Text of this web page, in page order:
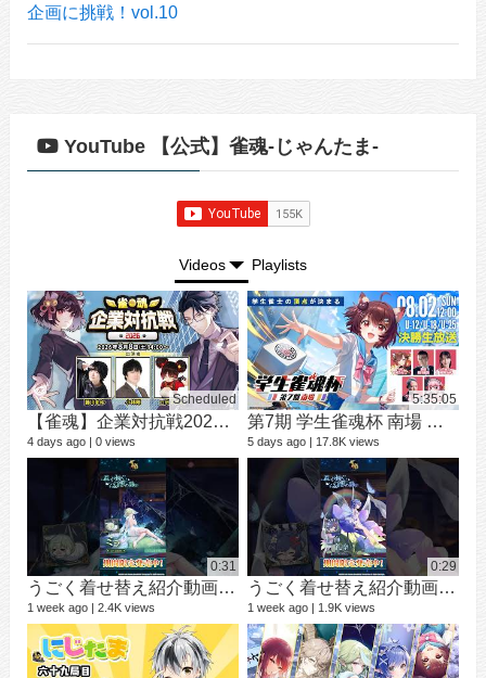
企画に挑戦！vol.10
YouTube 【公式】雀魂-じゃんたま-
Videos Playlists
Scheduled
【雀魂】企業対抗戦2026【予選】
4 days ago 0 views
5:35:05
第7期 学生雀魂杯 南場 決勝
5 days ago 17.8K views
0:31
うごく着せ替え紹介動画 ミラ #shorts
1 week ago 2.4K views
0:29
うごく着せ替え紹介動画 七海 礼奈 #shorts
1 week ago 1.9K views